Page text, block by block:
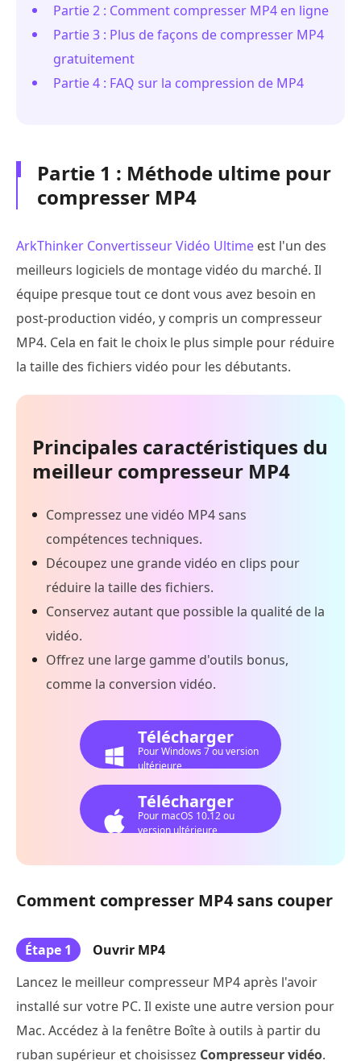
Partie 2 : Comment compresser MP4 en ligne
Partie 3 : Plus de façons de compresser MP4
gratuitement
Partie 4 : FAQ sur la compression de MP4
Partie 1 : Méthode ultime pour
compresser MP4
ArkThinker Convertisseur Vidéo Ultime est l'un des
meilleurs logiciels de montage vidéo du marché. Il
équipe presque tout ce dont vous avez besoin en
post-production vidéo, y compris un compresseur
MP4. Cela en fait le choix le plus simple pour réduire
la taille des fichiers vidéo pour les débutants.
Principales caractéristiques du
meilleur compresseur MP4
Compressez une vidéo MP4 sans
compétences techniques.
Découpez une grande vidéo en clips pour
réduire la taille des fichiers.
Conservez autant que possible la qualité de la
vidéo.
Offrez une large gamme d'outils bonus,
comme la conversion vidéo.
Télécharger
Pour Windows 7 ou version
ultérieure
Télécharger
Pour macOS 10.12 ou
version ultérieure
Comment compresser MP4 sans couper
Étape 1
Ouvrir MP4
Lancez le meilleur compresseur MP4 après l'avoir
installé sur votre PC. Il existe une autre version pour
Mac. Accédez à la fenêtre Boîte à outils à partir du
ruban supérieur et choisissez Compresseur vidéo.